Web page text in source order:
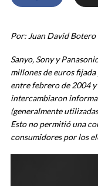
Por: Juan David Botero
Sanyo, Sony y
millones de euros
entre febrero de 2004
intercambiaron
(generalmente
Esto no permitió una
consumidores por los